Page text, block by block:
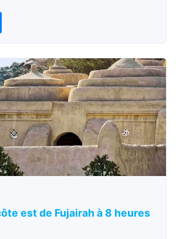
est de Fujairah à 8 heures